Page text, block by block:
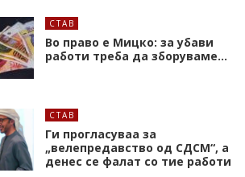
СТАВ
Во право е Мицко: за убави
работи треба да зборуваме…
СТАВ
Ги прогласуваа за
„велепредавство од СДСМ“, а
денес се фалат со тие работи